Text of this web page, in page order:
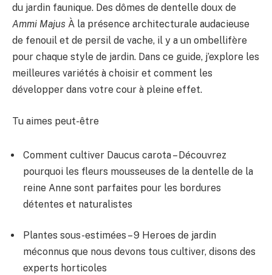
du jardin faunique. Des dômes de dentelle doux de
Ammi Majus À la présence architecturale audacieuse
de fenouil et de persil de vache, il y a un ombellifère
pour chaque style de jardin. Dans ce guide, j’explore les
meilleures variétés à choisir et comment les
développer dans votre cour à pleine effet.
Tu aimes peut-être
Comment cultiver Daucus carota – Découvrez
pourquoi les fleurs mousseuses de la dentelle de la
reine Anne sont parfaites pour les bordures
détentes et naturalistes
Plantes sous-estimées – 9 Heroes de jardin
méconnus que nous devons tous cultiver, disons des
experts horticoles